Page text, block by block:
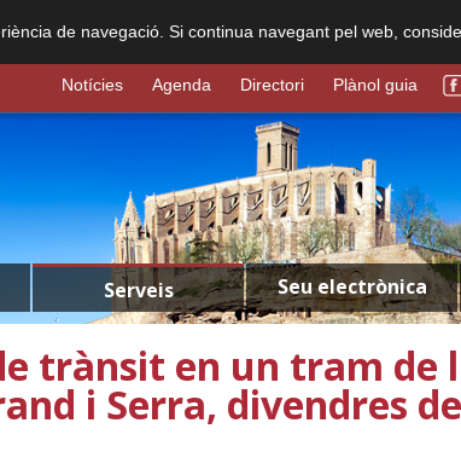
de navegació. Si continua navegant pel web,
Notícies Agenda Directori Plànol guia
Serveis Seu electrònica
trànsit en un tram de
i Serra, divendres